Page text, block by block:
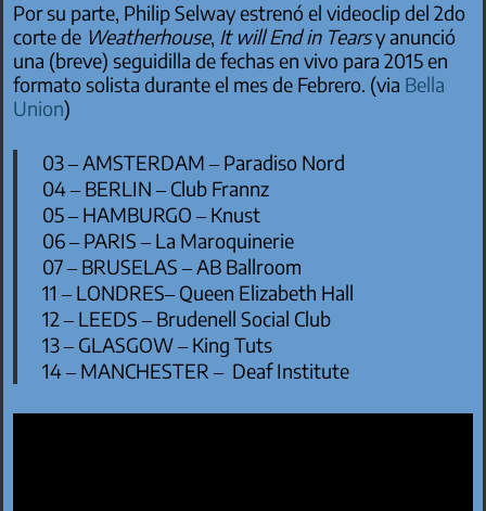
Por su parte, Philip Selway estrenó el videoclip del 2do
corte de Weatherhouse, It will End in Tearsy anunció
una (breve) seguidilla de fechas en vivo para 2015 en
formato solista durante el mes de Febrero. (via Bella
Union)
03 – AMSTERDAM – Paradiso Nord
04 – BERLIN – Club Frannz
05 – HAMBURGO – Knust
06 – PARIS – La Maroquinerie
07 – BRUSELAS – AB Ballroom
11 – LONDRES– Queen Elizabeth Hall
12 – LEEDS – Brudenell Social Club
13 – GLASGOW – King Tuts
14 – MANCHESTER – Deaf Institute